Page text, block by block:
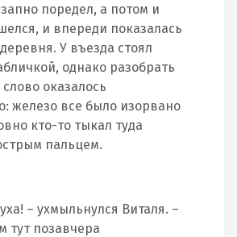
поредел, а потом и
и впереди показалась
У въезда стоял
однако разобрать
оказалось
железо все было изорвано
кто-то тыкал туда
пальцем.
– ухмыльнулся Виталя. –
тут позавчера